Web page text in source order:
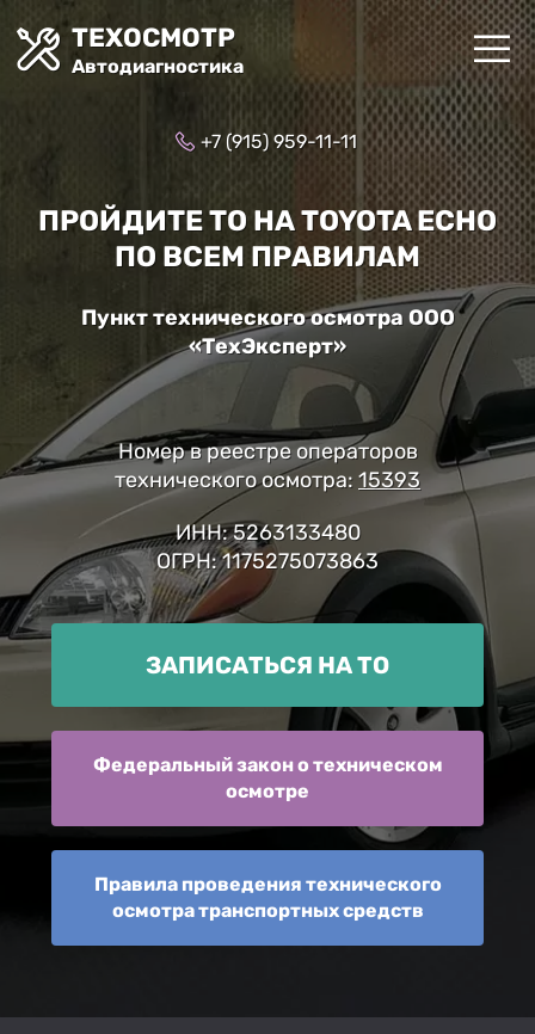
ТЕХОСМОТР
Автодиагностика
+7 (915) 959-11-11
ПРОЙДИТЕ ТО НА TOYOTA ECHO
ПО ВСЕМ ПРАВИЛАМ
Пункт технического осмотра ООО
«ТехЭксперт»
Номер в реестре операторов
технического осмотра: 15393
ИНН: 5263133480
ОГРН: 1175275073863
ЗАПИСАТЬСЯ НА ТО
Федеральный закон о техническом
осмотре
Правила проведения технического
осмотра транспортных средств